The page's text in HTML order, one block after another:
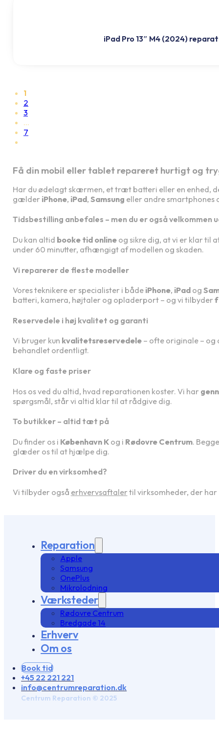
iPad Pro 13″ M4 (2024)
1
2
3
…
7
Få din mobil eller tablet repareret hurtigt og
Har du ødelagt skærmen, et træt batteri eller en enhed,
gælder iPhone, iPad, Samsung eller andre smartphones
Tidsbestilling anbefales – men du er også velkommen
Du kan altid booke tid onlineog sikre dig, at vi er klar til
under 60 minutter, afhængigt af modellen og skaden.
Vi reparerer de fleste modeller
Vores teknikere er specialister i både iPhone, iPadog
batteri, kamera, højtaler og opladerport – og vi tilbyder
Reservedele i høj kvalitet og garanti
Vi bruger kun kvalitetsreservedele– ofte originale – og
behandlet ordentligt.
Klare og faste priser
Hos os ved du altid, hvad reparationen koster. Vi har
spørgsmål, står vi altid klar til at rådgive dig.
To butikker – altid tæt på
Du finder os i København Kog i Rødovre Centrum.
glæder os til at hjælpe dig.
Driver du en virksomhed?
Vi tilbyder også erhvervsaftaler til virksomheder, der
Reparation
Apple
Samsung
OnePlus
Mikrolodning
Værksteder
Rødovre Centrum
Bredgade 14
Erhverv
Om os
Book tid
+45 22 221 221
info@centrumreparation.dk
Centrum Reparation © 2025